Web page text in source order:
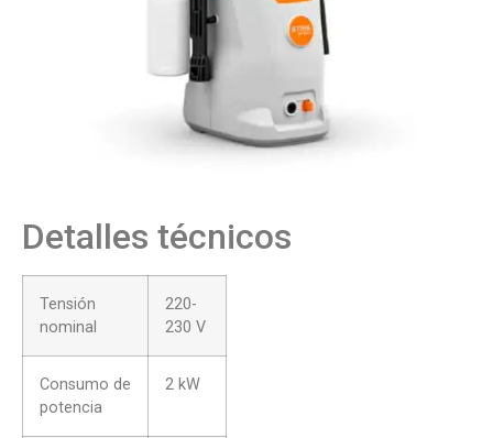
Detalles técnicos
Tensión
nominal
220-
230 V
Consumo de
potencia
2 kW